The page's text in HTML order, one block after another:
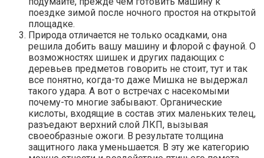
поездке зимой после ночного простоя на открытой
площадке.
Природа отличается не только осадками, она
решила добить вашу машину и флорой с фауной. О
возможностях шишек и других падающих с
деревьев предметов говорить не стоит, тут и так
все понятно, когда-то даже Мишка не выдержал
такого удара. А вот о встречах с насекомыми
почему-то многие забывают. Органические
кислоты, входящие в состав этих маленьких телец,
разъедают верхний слой ЛКП, вызывая
своеобразные ожоги. В результате толщина
защитного лака уменьшается. В эту же категорию